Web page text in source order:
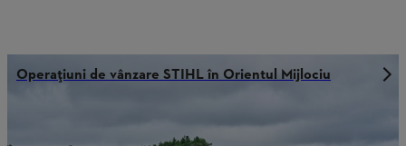
Operațiuni de vânzare STIHL în Orientul Mijlociu